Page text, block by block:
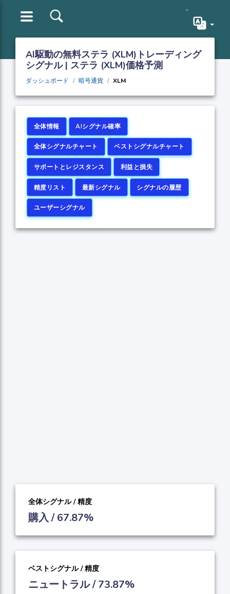
AI駆動の無料ステラ (XLM)トレーディング
シグナル | ステラ (XLM)価格予測
ダッシュボード 暗号通貨 XLM
全体情報 AIシグナル確率
全体シグナルチャート ベストシグナルチャート
サポートとレジスタンス 利益と損失
精度リスト 最新シグナル シグナルの履歴
ユーザーシグナル
全体シグナル / 精度
購入 / 67.87%
ベストシグナル / 精度
ニュートラル / 73.87%